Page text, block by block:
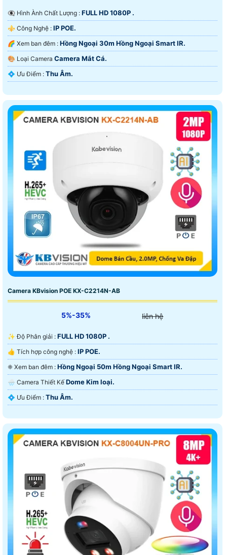
👁️‍🗨 Hình Ành Chất Lượng : FULL HD 1080P .
⚜️ Công Nghệ : IP POE.
🌈 Xem ban đêm : Hồng Ngoại 30m Hồng Ngoại Smart IR.
🎨 Loại Camera Camera Mắt Cá.
️💠 Ưu Điểm : Thu Âm.
Camera KBvision POE KX-C2214N-AB
5%-35% liên hệ
✨ Độ Phân giải : FULL HD 1080P .
👍 Tích hợp công nghệ : IP POE.
❈ Xem ban đêm : Hồng Ngoại 50m Hồng Ngoại Smart IR.
🌧️ Camera Thiết Kế Dome Kim loại.
️💠 Ưu Điểm : Thu Âm.